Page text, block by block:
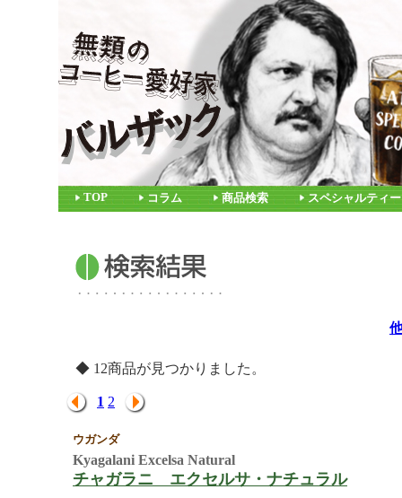
TOP コラム 商品検索 スペシャルティ
◆ 12商品が見つかりました。
1 2
ウガンダ
Kyagalani Excelsa Natural
チャガラニ エクセルサ・ナチュラル